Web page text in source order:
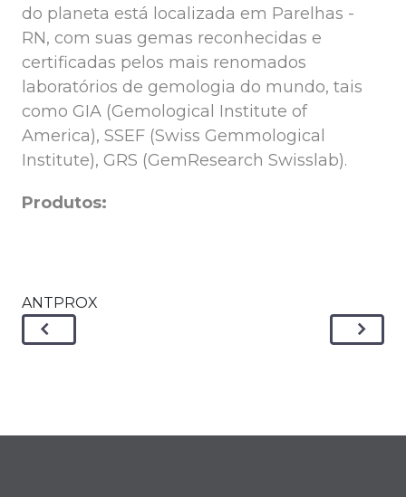
do planeta está localizada em Parelhas -
RN, com suas gemas reconhecidas e
certificadas pelos mais renomados
laboratórios de gemologia do mundo, tais
como GIA (Gemological Institute of
America), SSEF (Swiss Gemmological
Institute), GRS (GemResearch Swisslab).
Produtos:
ANTPROX